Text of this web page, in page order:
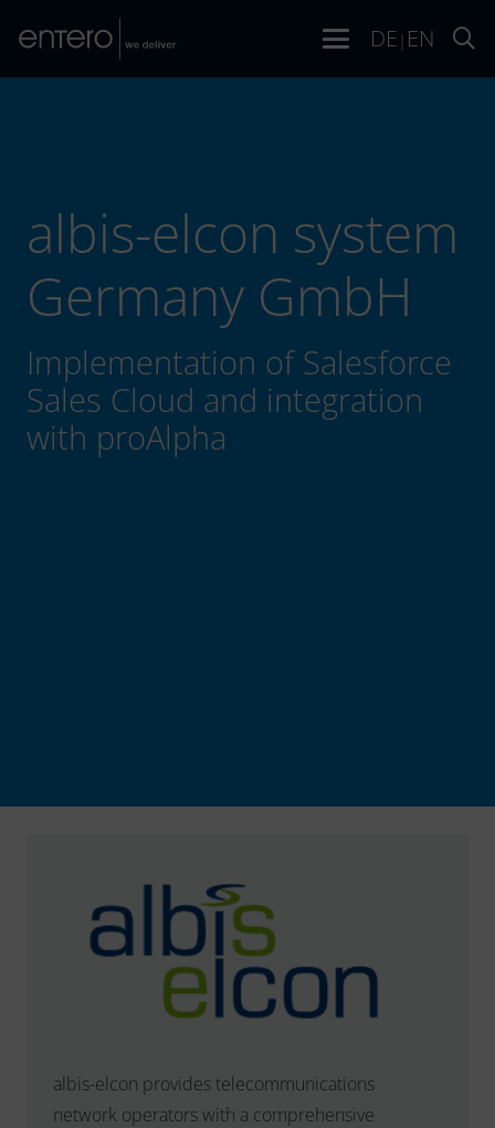
DE | EN
albis-elcon system
Germany GmbH
Implementation of Salesforce
Sales Cloud and integration
with proAlpha
albis-elcon provides telecommunications
network operators with a comprehensive